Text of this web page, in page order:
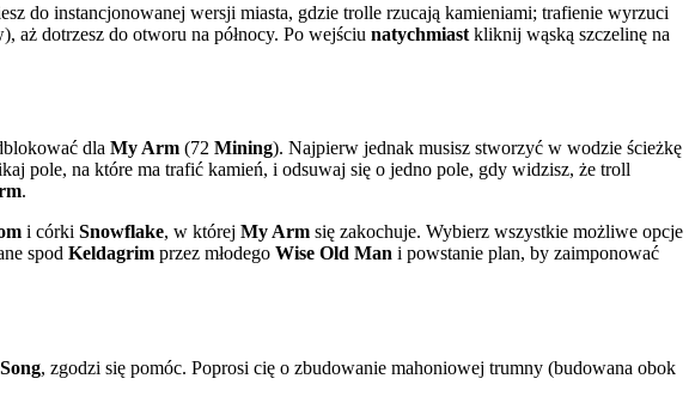
do instancjonowanej wersji miasta, gdzie trolle rzucają kamieniami; trafienie wyrzuci
aż dotrzesz do otworu na północy. Po wejściu natychmiast kliknij wąską szczelinę na
dla My Arm (72 Mining). Najpierw jednak musisz stworzyć w wodzie ścieżkę
pole, na które ma trafić kamień, i odsuwaj się o jedno pole, gdy widzisz, że troll
.
i córki Snowflake, w której My Arm się zakochuje. Wybierz wszystkie możliwe opcje
spod Keldagrim przez młodego Wise Old Man i powstanie plan, by zaimponować
, zgodzi się pomóc. Poprosi cię o zbudowanie mahoniowej trumny (budowana obok